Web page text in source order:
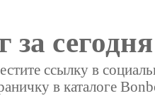
за
ссылку в
в каталоге